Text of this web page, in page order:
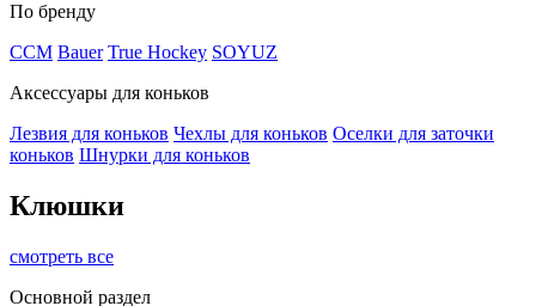
По бренду
ССМ Bauer True Hockey SOYUZ
Аксессуары для коньков
Лезвия для коньков Чехлы для коньков Оселки для заточки
коньков Шнурки для коньков
Клюшки
смотреть все
Основной раздел